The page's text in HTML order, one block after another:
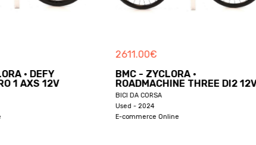
· DEFY
1 AXS 12V
2611.00€
BMC - ZYCLORA ·
ROADMACHINE THREE DI2 12V
BICI DA CORSA
Used - 2024
E-commerce Online